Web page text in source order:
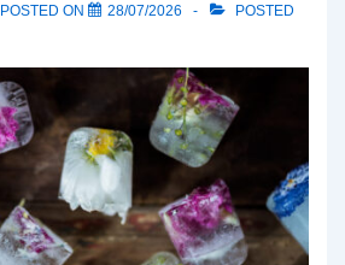
POSTED ON 28/07/2026
POSTED